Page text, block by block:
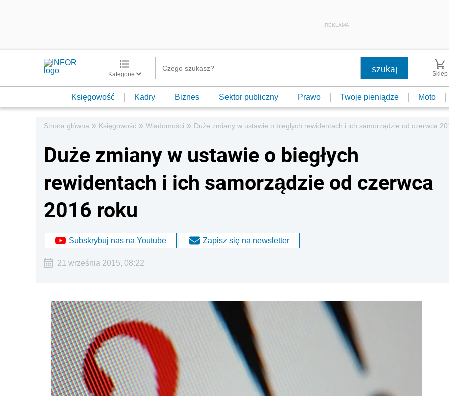
REKLAMA
Kategorie Sklep
Księgowość Kadry Biznes Sektor publiczny Prawo Twoje pieniądze Moto
Strona główna » Księgowość » Wiadomości » Duże zmiany w ustawie o biegłych rewidentach i ich samorządzie od czerwca
Duże zmiany w ustawie o biegłych
rewidentach i ich samorządzie od czerwca
2016 roku
Subskrybuj nas na Youtube Zapisz się na newsletter
21 września 2015, 08:22